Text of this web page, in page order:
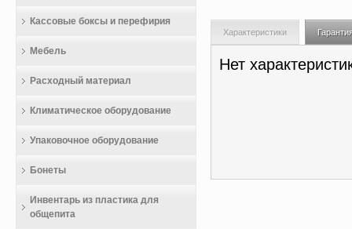
Характеристики
Нет
Кассовые боксы и перефирия
Мебель
Расходный материал
Климатическое оборудование
Упаковочное оборудование
Бонеты
Инвентарь из пластика для
общепита